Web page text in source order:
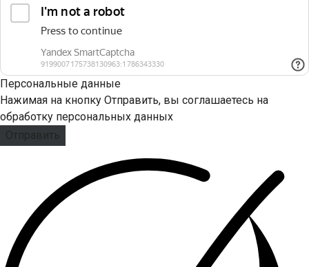
Персональные данные
Нажимая на кнопку Отправить, вы соглашаетесь на
обработку персональных данных
Отправить